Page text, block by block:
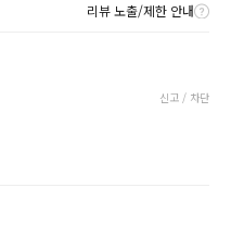
리뷰 노출/제한 안내
신고 / 차단